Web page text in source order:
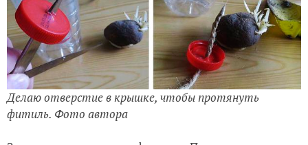
Делаю отверстие в крышке, чтобы протянуть
фитиль. Фото автора